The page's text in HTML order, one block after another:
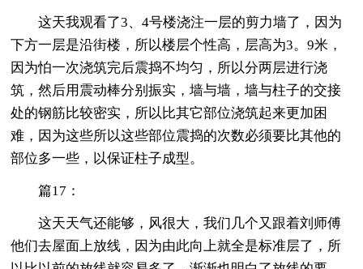
这天我观看了3、4号楼浇注一层的剪力墙了，因为
下方一层是沿街楼，所以楼层个性高，层高为3。9米，
因为怕一次浇筑完后震捣不均匀，所以分两层进行浇
筑，然后用震动棒分别振实，墙与墙，墙与柱子的交接
处的钢筋比较密实，所以比其它部位浇筑起来更加困
难，因为这些所以这些部位震捣的次数必须要比其他的
部位多一些，以保证柱子成型。
篇17：
这天天气还能够，风很大，我们几个又跟着刘师傅
他们去屋面上放线，因为由此向上就全是标准层了，所